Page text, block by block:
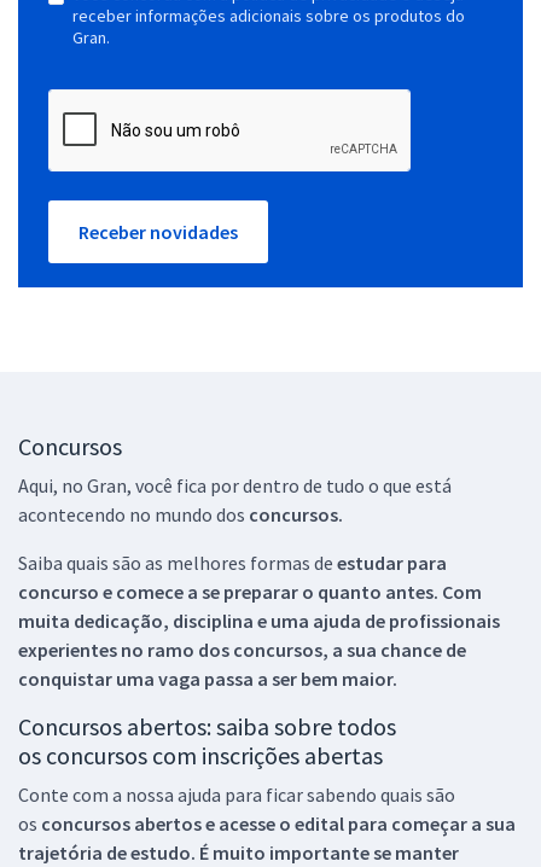
receber informações adicionais sobre os produtos do
Gran.
Receber novidades
Concursos
Aqui, no Gran, você fica por dentro de tudo o que está
acontecendo no mundo dos concursos.
Saiba quais são as melhores formas de estudar para
concurso e comece a se preparar o quanto antes. Com
muita dedicação, disciplina e uma ajuda de profissionais
experientes no ramo dos concursos, a sua chance de
conquistar uma vaga passa a ser bem maior.
Concursos abertos: saiba sobre todos
os concursos com inscrições abertas
Conte com a nossa ajuda para ficar sabendo quais são
os concursos abertos e acesse o edital para começar a sua
trajetória de estudo. É muito importante se manter